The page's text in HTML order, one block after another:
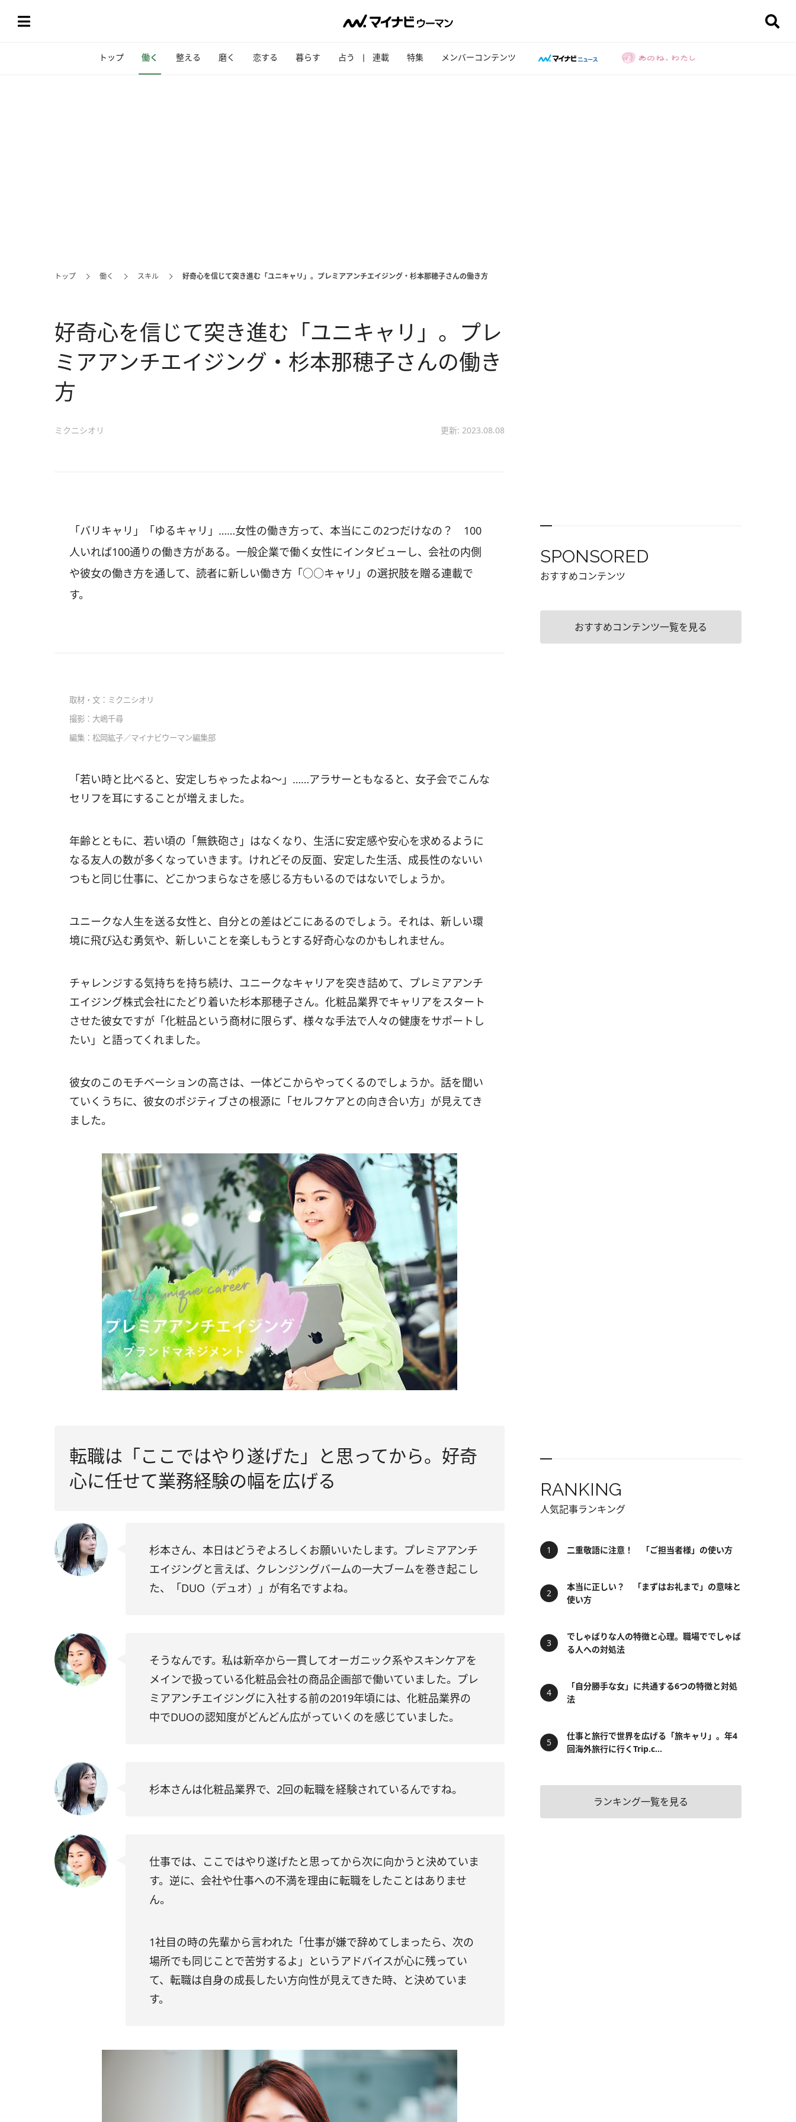
トップ 働く 整える 磨く 恋する 暮らす 占う 連載 特集 メンバーコンテンツ
トップ 働く スキル 好奇心を信じて突き進む「ユニキャリ」。プレミアアンチエイジング・杉本那穂子さんの働き方
好奇心を信じて突き進む「ユニキャリ」。プレ
ミアアンチエイジング・杉本那穂子さんの働き
方
ミクニシオリ 更新: 2023.08.08
「バリキャリ」「ゆるキャリ」……女性の働き方って、本当にこの2つだけなの？ 100
人いれば100通りの働き方がある。一般企業で働く女性にインタビューし、会社の内側
や彼女の働き方を通して、読者に新しい働き方「○○キャリ」の選択肢を贈る連載で
す。
取材・文： ミクニシオリ
撮影：大嶋千尋
編集： 松岡紘子／マイナビウーマン編集部
「若い時と比べると、安定しちゃったよね〜」……アラサーともなると、女子会でこんな
セリフを耳にすることが増えました。
年齢とともに、若い頃の「無鉄砲さ」はなくなり、生活に安定感や安心を求めるように
なる友人の数が多くなっていきます。けれどその反面、安定した生活、成長性のないい
つもと同じ仕事に、どこかつまらなさを感じる方もいるのではないでしょうか。
ユニークな人生を送る女性と、自分との差はどこにあるのでしょう。それは、新しい環
境に飛び込む勇気や、新しいことを楽しもうとする好奇心なのかもしれません。
チャレンジする気持ちを持ち続け、ユニークなキャリアを突き詰めて、プレミアアンチ
エイジング株式会社にたどり着いた杉本那穂子さん。化粧品業界でキャリアをスタート
させた彼女ですが「化粧品という商材に限らず、様々な手法で人々の健康をサポートし
たい」と語ってくれました。
彼女のこのモチベーションの高さは、一体どこからやってくるのでしょうか。話を聞い
ていくうちに、彼女のポジティブさの根源に「セルフケアとの向き合い方」が見えてき
ました。
転職は「ここではやり遂げた」と思ってから。好奇
心に任せて業務経験の幅を広げる
杉本さん、本日はどうぞよろしくお願いいたします。プレミアアンチ
エイジングと言えば、クレンジングバームの一大ブームを巻き起こし
た、「DUO （デュオ）」が有名ですよね。
そうなんです。私は新卒から一貫してオーガニック系やスキンケアを
メインで扱っている化粧品会社の商品企画部で働いていました。プレ
ミアアンチエイジングに入社する前の2019年頃には、化粧品業界の
中でDUOの認知度がどんどん広がっていくのを感じていました。
杉本さんは化粧品業界で、 2回の転職を経験されているんですね。
仕事では、ここではやり遂げたと思ってから次に向かうと決めていま
す。逆に、会社や仕事への不満を理由に転職をしたことはありませ
ん。
1社目の時の先輩から言われた「仕事が嫌で辞めてしまったら、次の
場所でも同じことで苦労するよ」というアドバイスが心に残ってい
て、転職は自身の成長したい方向性が見えてきた時、と決めていま
す。
SPONSORED
おすすめコンテンツ
おすすめコンテンツ一覧を見る
RANKING
人気記事ランキング
二重敬語に注意！ 「ご担当者様」の使い方
本当に正しい？ 「まずはお礼まで」の意味と
使い方
でしゃばりな人の特徴と心理。職場ででしゃば
る人への対処法
「自分勝手な女」に共通する6つの特徴と対処
法
仕事と旅行で世界を広げる「旅キャリ」。年4
回海外旅行に行くTrip.c...
ランキング一覧を見る